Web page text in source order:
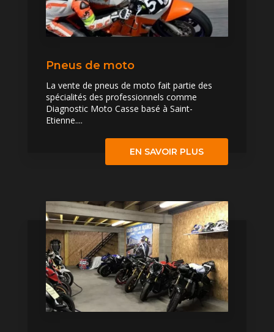
Pneus de moto
La vente de pneus de moto fait partie des
spécialités des professionnels comme
Diagnostic Moto Casse basé à Saint-
Etienne....
EN SAVOIR PLUS